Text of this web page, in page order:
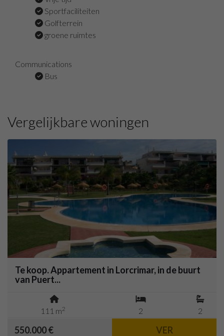
Sportfaciliteiten
Golfterrein
groene ruimtes
Communications
Bus
Vergelijkbare woningen
Te koop. Appartement in Lorcrimar, in de buurt
van Puert...
111 m2 2 2
550.000 € VER